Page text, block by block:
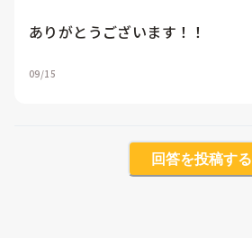
ありがとうございます！！
09/15
回答を投稿する